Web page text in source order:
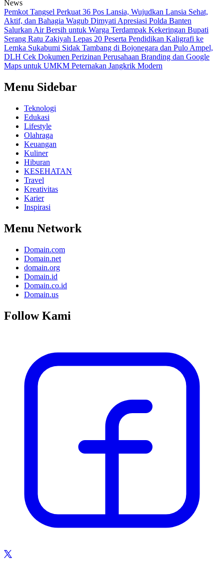
News
Pemkot Tangsel Perkuat 36 Pos Lansia, Wujudkan Lansia Sehat,
Aktif, dan Bahagia Wagub Dimyati Apresiasi Polda Banten
Salurkan Air Bersih untuk Warga Terdampak Kekeringan Bupati
Serang Ratu Zakiyah Lepas 20 Peserta Pendidikan Kaligrafi ke
Lemka Sukabumi Sidak Tambang di Bojonegara dan Pulo Ampel,
DLH Cek Dokumen Perizinan Perusahaan Branding dan Google
Maps untuk UMKM Peternakan Jangkrik Modern
Menu Sidebar
Teknologi
Edukasi
Lifestyle
Olahraga
Keuangan
Kuliner
Hiburan
KESEHATAN
Travel
Kreativitas
Karier
Inspirasi
Menu Network
Domain.com
Domain.net
domain.org
Domain.id
Domain.co.id
Domain.us
Follow Kami